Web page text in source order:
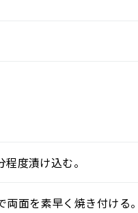
度漬け込む。
面を素早く焼き付ける。